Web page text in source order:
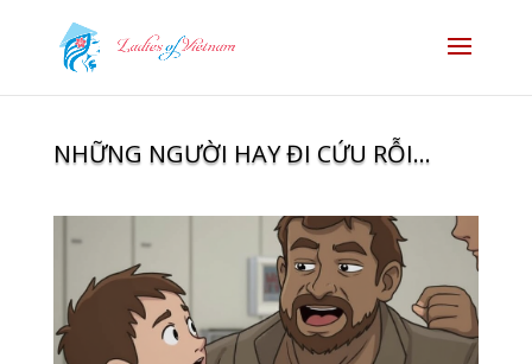
NHỮNG NGƯỜI HAY ĐI CỨU RỖI…